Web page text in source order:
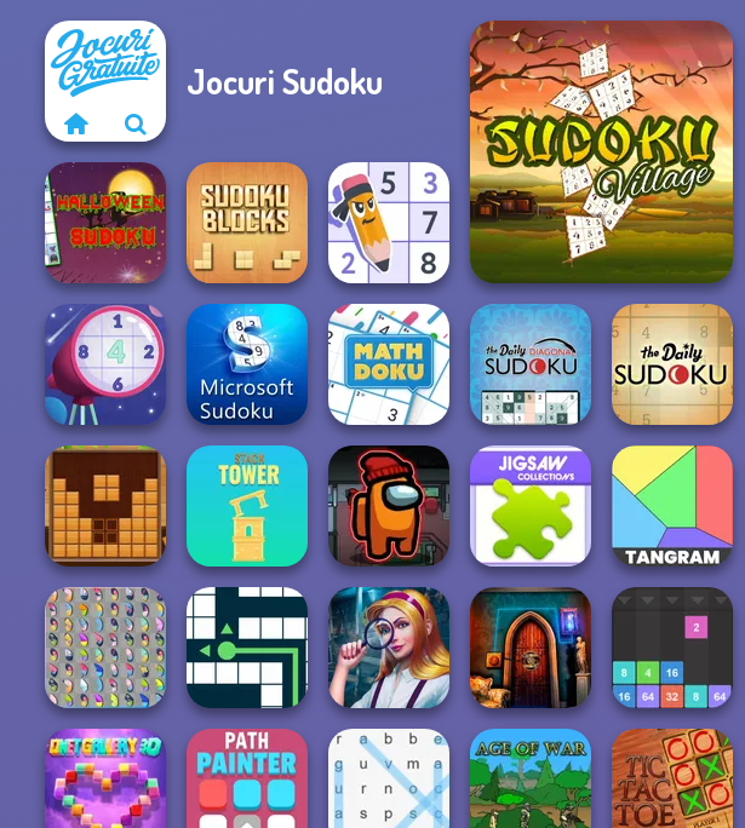
Jocuri Sudoku
Sudoku Village
Halloween
Sudoku
Sudoku Blocks Sudoku Master
New Daily
Sudoku
Microsoft
Sudoku
MathDoku
The Daily
Diagonal
Sudoku
The Daily Sudoku
Wood Blocks Impostor
Jigsaw
Collections
Tangram
Butterfly Kyodai
Deluxe
Maze Dungeon
Hidden Objects:
Brain Teaser
100 Doors:
Escape Room
Drop The
Number